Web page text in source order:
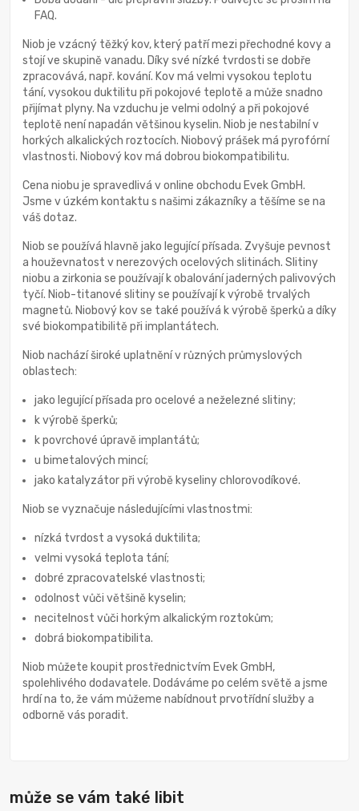
FAQ.
Niob je vzácný těžký kov, který patří mezi přechodné kovy a
stojí ve skupině vanadu. Díky své nízké tvrdosti se dobře
zpracovává, např. kování. Kov má velmi vysokou teplotu
tání, vysokou duktilitu při pokojové teplotě a může snadno
přijímat plyny. Na vzduchu je velmi odolný a při pokojové
teplotě není napadán většinou kyselin. Niob je nestabilní v
horkých alkalických roztocích. Niobový prášek má pyrofórní
vlastnosti. Niobový kov má dobrou biokompatibilitu.
Cena niobu je spravedlivá v online obchodu Evek GmbH.
Jsme v úzkém kontaktu s našimi zákazníky a těšíme se na
váš dotaz.
Niob se používá hlavně jako legující přísada. Zvyšuje pevnost
a houževnatost v nerezových ocelových slitinách. Slitiny
niobu a zirkonia se používají k obalování jaderných palivových
tyčí. Niob-titanové slitiny se používají k výrobě trvalých
magnetů. Niobový kov se také používá k výrobě šperků a díky
své biokompatibilitě při implantátech.
Niob nachází široké uplatnění v různých průmyslových
oblastech:
jako legující přísada pro ocelové a neželezné slitiny;
k výrobě šperků;
k povrchové úpravě implantátů;
u bimetalových mincí;
jako katalyzátor při výrobě kyseliny chlorovodíkové.
Niob se vyznačuje následujícími vlastnostmi:
nízká tvrdost a vysoká duktilita;
velmi vysoká teplota tání;
dobré zpracovatelské vlastnosti;
odolnost vůči většině kyselin;
necitelnost vůči horkým alkalickým roztokům;
dobrá biokompatibilita.
Niob můžete koupit prostřednictvím Evek GmbH,
spolehlivého dodavatele. Dodáváme po celém světě a jsme
hrdí na to, že vám můžeme nabídnout prvotřídní služby a
odborně vás poradit.
může se vám také libit